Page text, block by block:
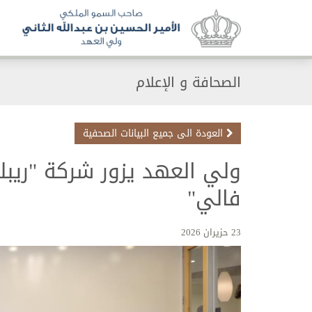
الصحافة و الإعلام
العودة الى جميع البيانات الصحفية
ولي العهد يزور شركة
فالي"
23 حزيران 2026